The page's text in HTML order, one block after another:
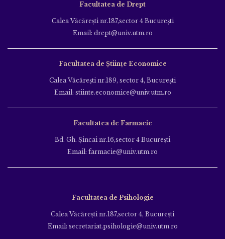
Facultatea de Drept
Calea Văcăreşti nr.187,sector 4 Bucureşti
Email: drept@univ.utm.ro
Facultatea de Științe Economice
Calea Văcăreşti nr.189, sector 4, Bucureşti
Email: stiinte.economice@univ.utm.ro
Facultatea de Farmacie
Bd. Gh. Şincai nr.16,sector 4 Bucureşti
Email: farmacie@univ.utm.ro
Facultatea de Psihologie
Calea Văcăreşti nr.187,sector 4, Bucureşti
Email: secretariat.psihologie@univ.utm.ro